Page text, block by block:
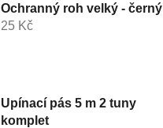
Ochranný roh velký - černý
25 Kč
Upínací pás 5 m 2 tuny
komplet